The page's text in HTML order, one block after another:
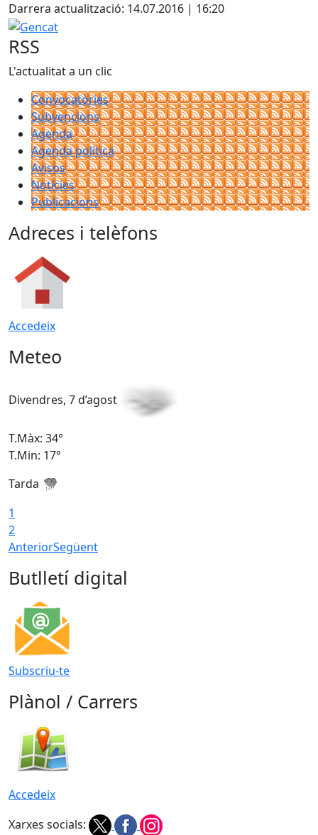
Darrera actualització: 14.07.2016 | 16:20
Gencat
RSS
L'actualitat a un clic
Convocatòries
Subvencions
Agenda
Agenda política
Avisos
Notícies
Publicacions
Adreces i telèfons
Accedeix
Meteo
Divendres, 7 d’agost
T.Màx: 34°
T.Min: 17°
Tarda
1
2
AnteriorSegüent
Butlletí digital
Subscriu-te
Plànol / Carrers
Accedeix
Xarxes socials: